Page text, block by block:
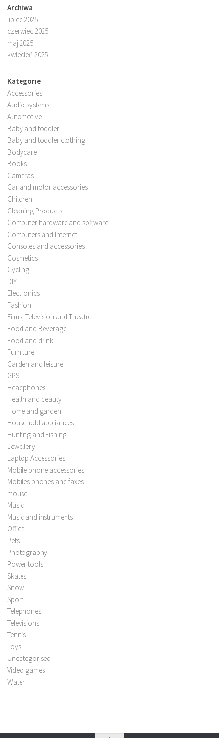
Archiwa
lipiec 2025
czerwiec 2025
maj 2025
kwiecień 2025
Kategorie
Accessories
Audio systems
Automotive
Baby and toddler
Baby and toddler clothing
Bodycare
Books
Cameras
Car and motor accessories
Children
Cleaning Products
Computer hardware and software
Computers and Internet
Consoles and accessories
Cosmetics
Cycling
DIY
Electronics
Fashion
Films, Television and Theatre
Food and Beverage
Food and drink
Furniture
Garden and leisure
GPS
Headphones
Health and beauty
Home and garden
Household appliances
Hunting and Fishing
Jewellery
Laptop Accessories
Mobile phone accessories
Mobiles phones and faxes
mouse
Music
Music and instruments
Office
Pets
Photography
Power tools
Skates
Snow
Sport
Telephones
Televisions
Tennis
Toys
Uncategorised
Video games
Water